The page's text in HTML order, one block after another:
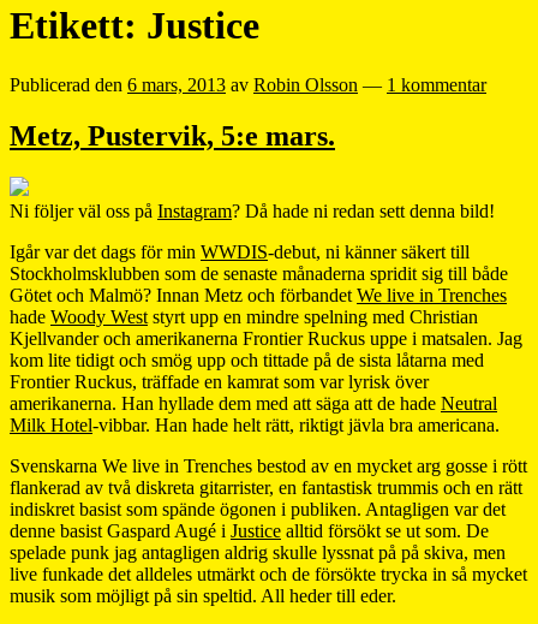
Etikett: Justice
Publicerad den 6 mars, 2013 av Robin Olsson — 1 kommentar
Metz, Pustervik, 5:e mars.
Ni följer väl oss på Instagram? Då hade ni redan sett denna bild!
Igår var det dags för min WWDIS-debut, ni känner säkert till
Stockholmsklubben som de senaste månaderna spridit sig till både
Götet och Malmö? Innan Metz och förbandet We live in Trenches
hade Woody West styrt upp en mindre spelning med Christian
Kjellvander och amerikanerna Frontier Ruckus uppe i matsalen. Jag
kom lite tidigt och smög upp och tittade på de sista låtarna med
Frontier Ruckus, träffade en kamrat som var lyrisk över
amerikanerna. Han hyllade dem med att säga att de hade Neutral
Milk Hotel-vibbar. Han hade helt rätt, riktigt jävla bra americana.
Svenskarna We live in Trenches bestod av en mycket arg gosse i rött
flankerad av två diskreta gitarrister, en fantastisk trummis och en rätt
indiskret basist som spände ögonen i publiken. Antagligen var det
denne basist Gaspard Augé i Justice alltid försökt se ut som. De
spelade punk jag antagligen aldrig skulle lyssnat på på skiva, men
live funkade det alldeles utmärkt och de försökte trycka in så mycket
musik som möjligt på sin speltid. All heder till eder.